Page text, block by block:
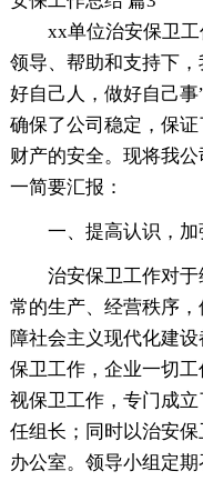
xx单位治安保卫
领导、帮助和支持下
好自己人，做好自己事
确保了公司稳定，保证
财产的安全。现将我
一简要汇报：
一、提高认识，加
治安保卫工作对
常的生产、经营秩序
障社会主义现代化建
保卫工作，企业一切
视保卫工作，专门成
任组长；同时以治安
办公室。领导小组定